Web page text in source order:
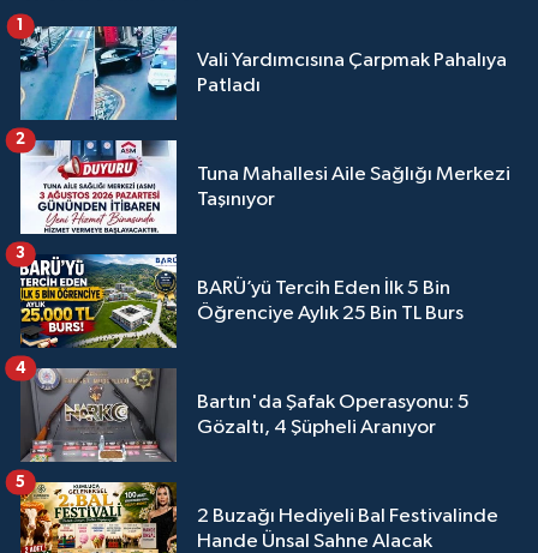
Vali Yardımcısına Çarpmak Pahalıya
Patladı
1
Tuna Mahallesi Aile Sağlığı Merkezi
Taşınıyor
2
BARÜ’yü Tercih Eden İlk 5 Bin
Öğrenciye Aylık 25 Bin TL Burs
3
Bartın'da Şafak Operasyonu: 5
Gözaltı, 4 Şüpheli Aranıyor
4
2 Buzağı Hediyeli Bal Festivalinde
Hande Ünsal Sahne Alacak
5